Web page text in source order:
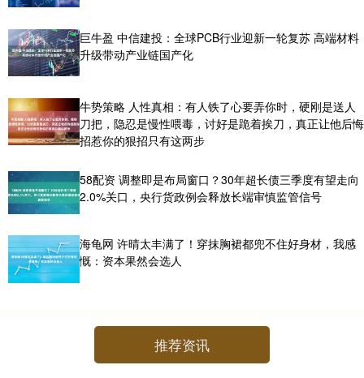
巨牛盈 中信建投：全球PCB行业迎新一轮复苏 高端材料
升级带动产业链国产化
牛势策略 人性真相：有人铁了心要弄你时，硬刚是送人
刀把，隐忍是慢性喂毒，讨好是跪着挨刀，真正让他后悔
招惹你的狠招只有这两步
58配资 调整即是布局窗口？30年超长债三季度有望走向
2.0%关口，央行货政例会释放长端审慎监管信号
海龟网 许晴太丰满了！穿抹胸裙都兜不住好身材，我感
慨：资本果然会选人
推荐资讯